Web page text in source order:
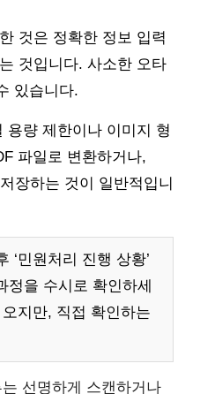
것은 정확한 정보 입력
것입니다. 사소한 오타
있습니다.
용량 제한이나 이미지 형
파일로 변환하거나,
장하는 것이 일반적입니
‘민원처리 진행 상황’
정을 수시로 확인하세
지만, 직접 확인하는
는 선명하게 스캔하거나